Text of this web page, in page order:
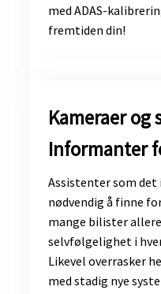
med ADAS-
fremtiden din!
​Kameraer og
Informanter
Assistenter som
nødvendig å finne
mange bilister
selvfølgelighet i
Likevel overrasker
med stadig nye